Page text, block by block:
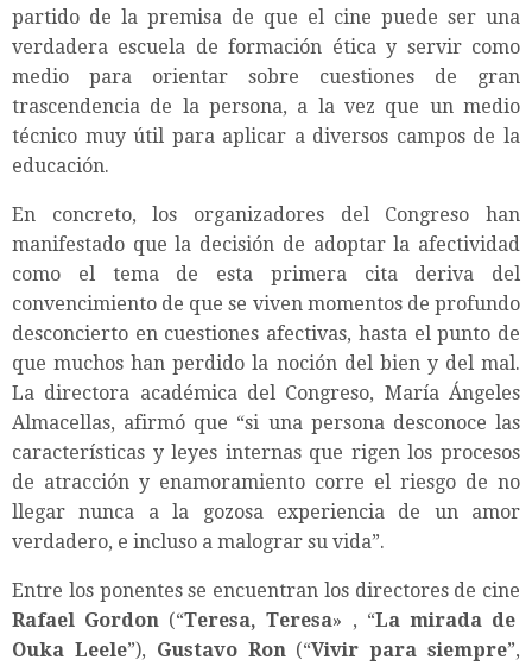
partido de la premisa de que el cine puede ser una
verdadera escuela de formación ética y servir como
medio para orientar sobre cuestiones de gran
trascendencia de la persona, a la vez que un medio
técnico muy útil para aplicar a diversos campos de la
educación.
En concreto, los organizadores del Congreso han
manifestado que la decisión de adoptar la afectividad
como el tema de esta primera cita deriva del
convencimiento de que se viven momentos de profundo
desconcierto en cuestiones afectivas, hasta el punto de
que muchos han perdido la noción del bien y del mal.
La directora académica del Congreso, María Ángeles
Almacellas, afirmó que “si una persona desconoce las
características y leyes internas que rigen los procesos
de atracción y enamoramiento corre el riesgo de no
llegar nunca a la gozosa experiencia de un amor
verdadero, e incluso a malograr su vida”.
Entre los ponentes se encuentran los directores de cine
Rafael Gordon (“Teresa, Teresa» , “La mirada de
Ouka Leele”), Gustavo Ron(“Vivir para siempre”,